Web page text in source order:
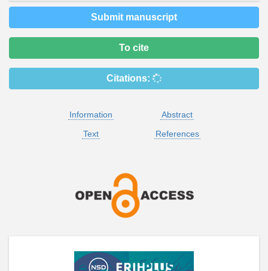
Submit manuscript
To cite
Citations:
Information
Abstract
Text
References